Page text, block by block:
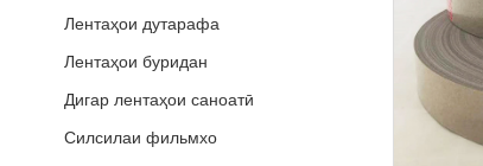
Лентаҳои дутарафа
Лентаҳои буридан
Дигар лентаҳои саноатӣ
Силсилаи фильмхо